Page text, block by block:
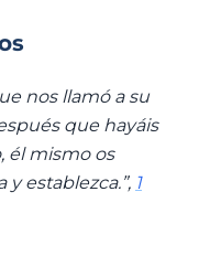
nos llamó a su
que hayáis
él mismo os
establezca.”, 1